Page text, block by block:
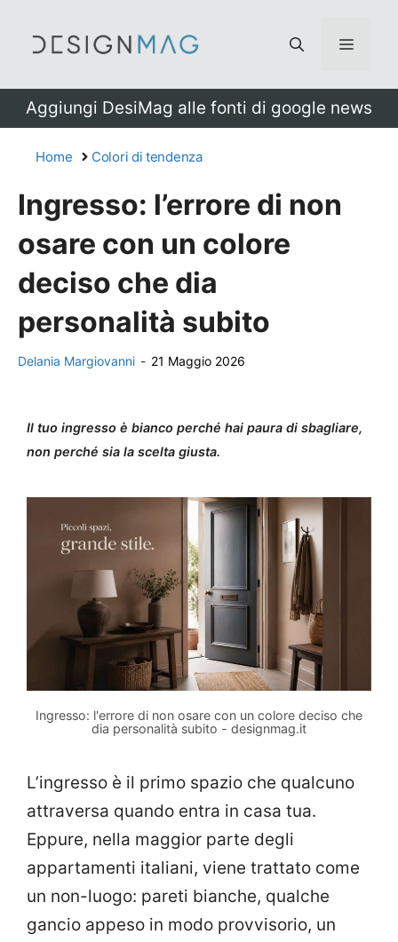
Menu
Aggiungi DesiMag alle fonti di google news
Home Colori di tendenza
Ingresso: l’errore di non
osare con un colore
deciso che dia
personalità subito
Delania Margiovanni - 21 Maggio 2026
Il tuo ingresso è bianco perché hai paura di sbagliare,
non perché sia la scelta giusta.
Ingresso: l'errore di non osare con un colore deciso che
dia personalità subito - designmag.it
L’ingresso è il primo spazio che qualcuno
attraversa quando entra in casa tua.
Eppure, nella maggior parte degli
appartamenti italiani, viene trattato come
un non-luogo: pareti bianche, qualche
gancio appeso in modo provvisorio, un